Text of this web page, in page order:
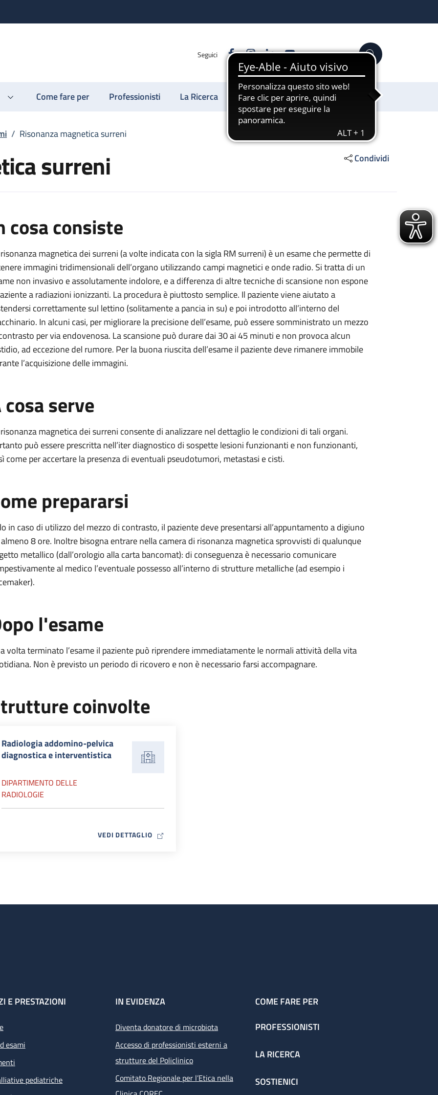
Seguici FacebookInstagram
LinkedinYouTube Cerca
Come fare per Professionisti La Ricerca Sostienici
/ Risonanza magnetica surreni
surreni Condividi
surreni
surreni
surreni
cosa consiste
magnetica dei surreni (a volte indicata con la sigla RM surreni) è un esame che permette di
immagini tridimensionali dell’organo utilizzando campi magnetici e onde radio. Si tratta di un
non invasivo e assolutamente indolore, e a differenza di altre tecniche di scansione non espone
a radiazioni ionizzanti. La procedura è piuttosto semplice. Il paziente viene aiutato a
correttamente sul lettino (solitamente a pancia in su) e poi introdotto all’interno del
In alcuni casi, per migliorare la precisione dell’esame, può essere somministrato un mezzo
per via endovenosa. La scansione può durare dai 30 ai 45 minuti e non provoca alcun
ad eccezione del rumore. Per la buona riuscita dell’esame il paziente deve rimanere immobile
l’acquisizione delle immagini.
cosa serve
magnetica dei surreni consente di analizzare nel dettaglio le condizioni di tali organi.
può essere prescritta nell’iter diagnostico di sospette lesioni funzionanti e non funzionanti,
come per accertare la presenza di eventuali pseudotumori, metastasi e cisti.
prepararsi
in caso di utilizzo del mezzo di contrasto, il paziente deve presentarsi all’appuntamento a digiuno
8 ore. Inoltre bisogna entrare nella camera di risonanza magnetica sprovvisti di qualunque
metallico (dall’orologio alla carta bancomat): di conseguenza è necessario comunicare
al medico l’eventuale possesso all’interno di strutture metalliche (ad esempio i
l'esame
volta terminato l’esame il paziente può riprendere immediatamente le normali attività della vita
Non è previsto un periodo di ricovero e non è necessario farsi accompagnare.
coinvolte
Radiologia addomino-pelvica
diagnostica e interventistica
DIPARTIMENTO DELLE
RADIOLOGIE
VEDI DETTAGLIOMAP ICON
E PRESTAZIONI
esami
pediatriche
IN EVIDENZA
Diventa donatore di microbiota
Accesso di professionisti esterni a
strutture del Policlinico
Comitato Regionale per l’Etica nella
COME FARE PER
PROFESSIONISTI
LA RICERCA
SOSTIENICI